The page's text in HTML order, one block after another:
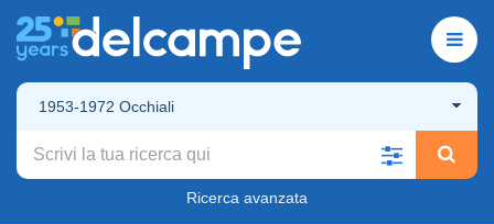
1953-1972 Occhiali
Ricerca avanzata